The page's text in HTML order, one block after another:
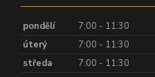
pondělí 7:00 - 11:30
úterý
7:00 - 11:30
středa
7:00 - 11:30